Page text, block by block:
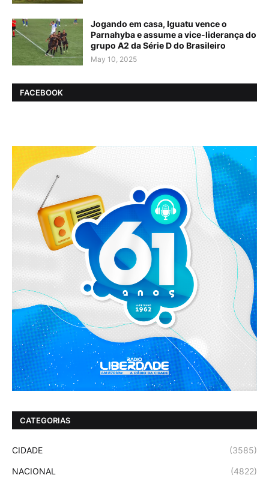
Jogando em casa, Iguatu vence o
Parnahyba e assume a vice-liderança do
grupo A2 da Série D do Brasileiro
May 10, 2025
FACEBOOK
CATEGORIAS
CIDADE (3585)
NACIONAL (4822)